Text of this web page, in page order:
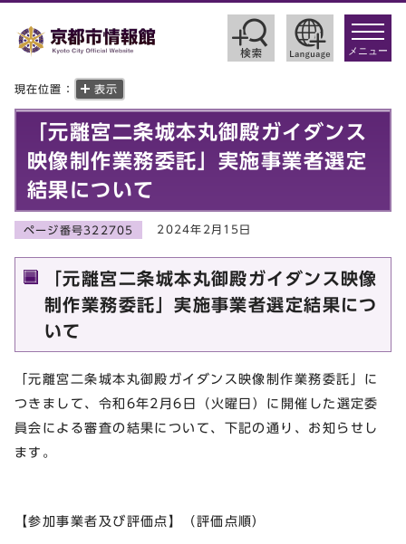
toggle
メニュー
現在位置： 表示
「元離宮二条城本丸御殿ガイダンス
映像制作業務委託」実施事業者選定
結果について
ページ番号322705 2024年2月15日
「元離宮二条城本丸御殿ガイダンス映像
制作業務委託」実施事業者選定結果につ
いて
「元離宮二条城本丸御殿ガイダンス映像制作業務委託」に
つきまして、令和6年2月6日（火曜日）に開催した選定委
員会による審査の結果について、下記の通り、お知らせし
ます。
【参加事業者及び評価点】（評価点順）